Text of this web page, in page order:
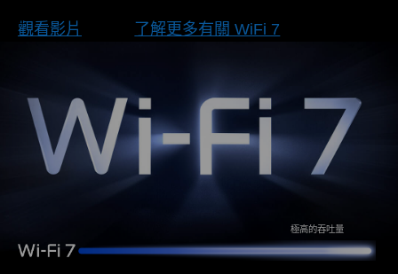
觀看影片 了解更多有關 WiFi 7
極高的吞吐量